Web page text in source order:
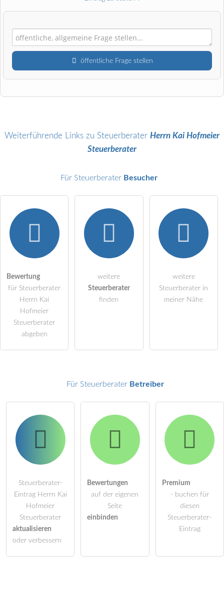
öffentliche Frage stellen
Name
Hiermit akzeptiere ich die
DieDatenschutzerklärung habe ich zur Kenntnis genommen.
öffentliche Frage stellen Abbrechen
Hinweis: Bitte beachten Sie, öffentliche Fragen sindfür alle
Besucher sichtbar
Klicken Sie hier um eine
Steuerberater-Eintrag zu stellen
Weiterführende Links zu Steuerberater Herrn Kai Hofmeier
Steuerberater
Für Steuerberater Besucher
Bewertung
für Steuerberater
Herrn Kai
Hofmeier
Steuerberater
abgeben
weitere
Steuerberater
finden
weitere
Steuerberater in
meiner Nähe
Für Steuerberater Betreiber
Steuerberater-
Eintrag Herrn Kai
Hofmeier
Steuerberater
aktualisieren
oder verbessern
Bewertungen
auf der eigenen
Seite
einbinden
Premium
- buchen für
diesen
Steuerberater-
Eintrag